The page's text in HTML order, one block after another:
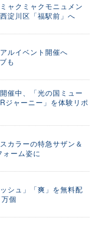
ャクミャクモニュメン
淀川区「福駅前」へ
ルイベント開催へ
も
催中、「光の国ミュー
ジャーニー」を体験リポ
カラーの特急サザン＆
ーム姿に
シュ」「爽」を無料配
個